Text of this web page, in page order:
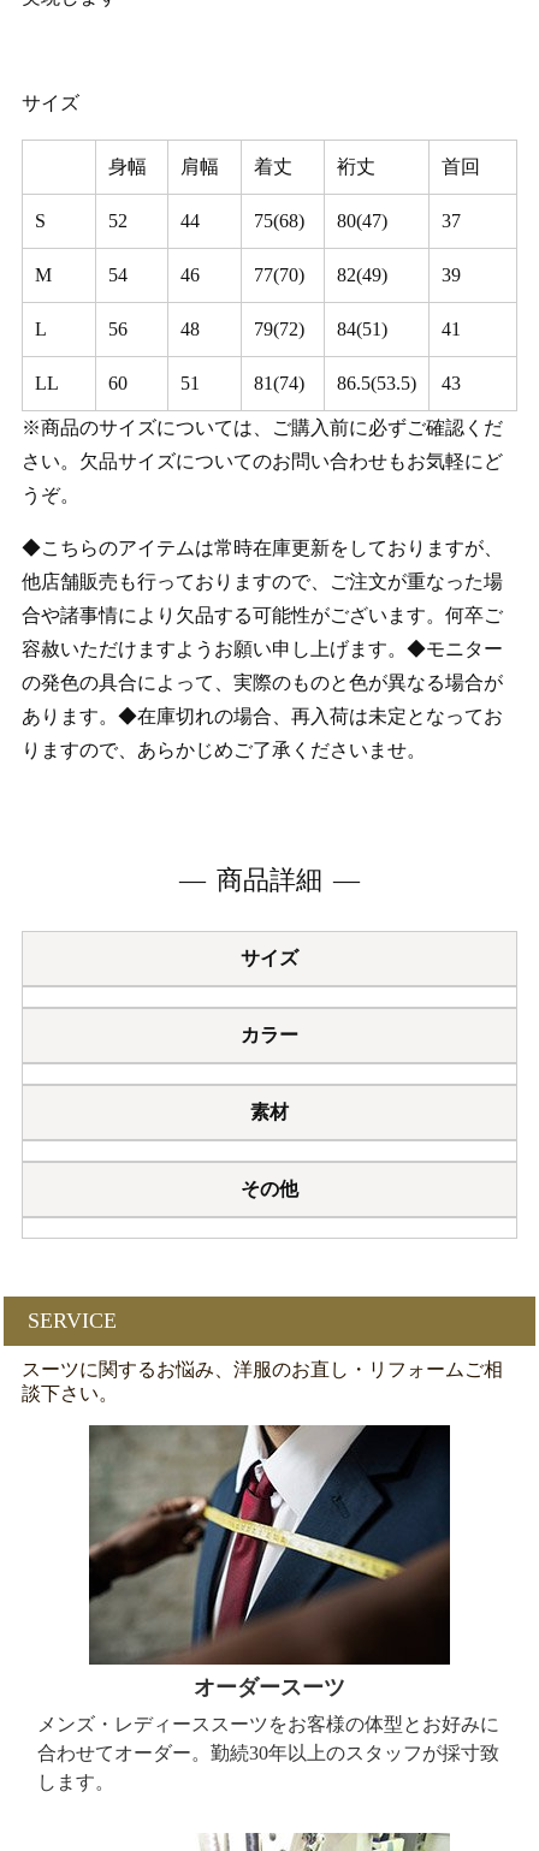
サイズ
身幅 肩幅 着丈 裄丈 首回
S 52 44 75(68) 80(47) 37
M 54 46 77(70) 82(49) 39
L 56 48 79(72) 84(51) 41
LL 60 51 81(74) 86.5(53.5) 43
※商品のサイズについては、ご購入前に必ずご確認くだ
さい。欠品サイズについてのお問い合わせもお気軽にど
うぞ。
◆こちらのアイテムは常時在庫更新をしておりますが、
他店舗販売も行っておりますので、ご注文が重なった場
合や諸事情により欠品する可能性がございます。何卒ご
容赦いただけますようお願い申し上げます。◆モニター
の発色の具合によって、実際のものと色が異なる場合が
あります。◆在庫切れの場合、再入荷は未定となってお
りますので、あらかじめご了承くださいませ。
商品詳細
サイズ
カラー
素材
その他
SERVICE
スーツに関するお悩み、洋服のお直し・リフォームご相
談下さい。
オーダースーツ
メンズ・レディーススーツをお客様の体型とお好みに
合わせてオーダー。勤続30年以上のスタッフが採寸致
します。